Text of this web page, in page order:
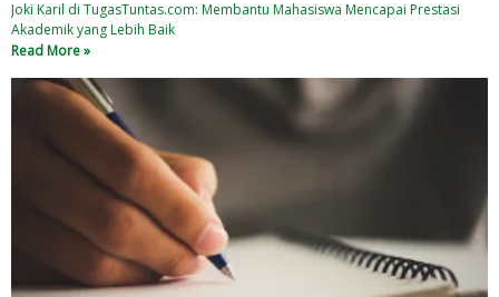
Joki Karil di TugasTuntas.com: Membantu Mahasiswa Mencapai Prestasi
Akademik yang Lebih Baik
Read More »